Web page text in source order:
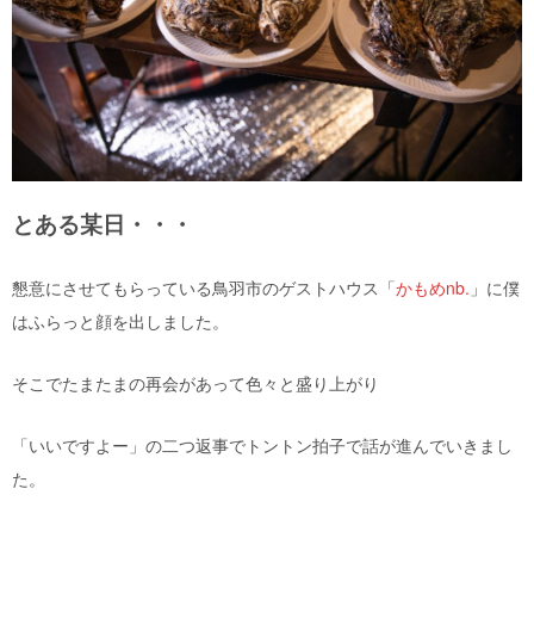
とある某日・・・
懇意にさせてもらっている鳥羽市のゲストハウス「かもめnb. 」に僕
はふらっと顔を出しました。
そこでたまたまの再会があって色々と盛り上がり
「いいですよー」の二つ返事でトントン拍子で話が進んでいきまし
た。